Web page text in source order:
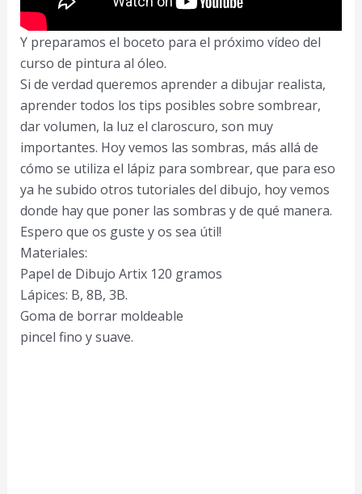
Y preparamos el boceto para el próximo vídeo del
curso de pintura al óleo.
Si de verdad queremos aprender a dibujar realista,
aprender todos los tips posibles sobre sombrear,
dar volumen, la luz el claroscuro, son muy
importantes. Hoy vemos las sombras, más allá de
cómo se utiliza el lápiz para sombrear, que para eso
ya he subido otros tutoriales del dibujo, hoy vemos
donde hay que poner las sombras y de qué manera.
Espero que os guste y os sea útil!
Materiales:
Papel de Dibujo Artix 120 gramos
Lápices: B, 8B, 3B.
Goma de borrar moldeable
pincel fino y suave.